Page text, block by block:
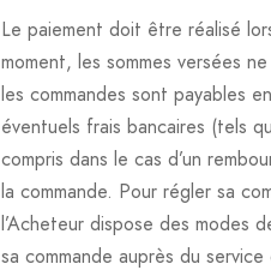
Le paiement doit être réalisé
moment, les sommes versées
les commandes sont payables
éventuels frais bancaires (tels
compris dans le cas d’un
la commande. Pour régler sa
l’Acheteur dispose des modes
sa commande auprès du